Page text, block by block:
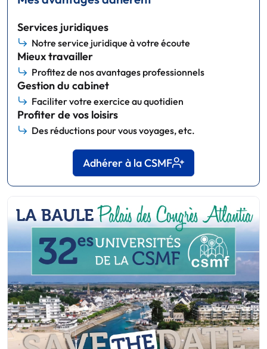
Services juridiques
Notre service juridique à votre écoute
Mieux travailler
Profitez de nos avantages professionnels
Gestion du cabinet
Faciliter votre exercice au quotidien
Profiter de vos loisirs
Des réductions pour vous voyages, etc.
Adhérer à la CSMF